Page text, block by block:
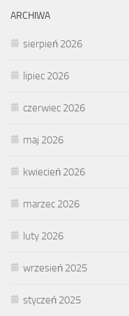
ARCHIWA
sierpień 2026
lipiec 2026
czerwiec 2026
maj 2026
kwiecień 2026
marzec 2026
luty 2026
wrzesień 2025
styczeń 2025